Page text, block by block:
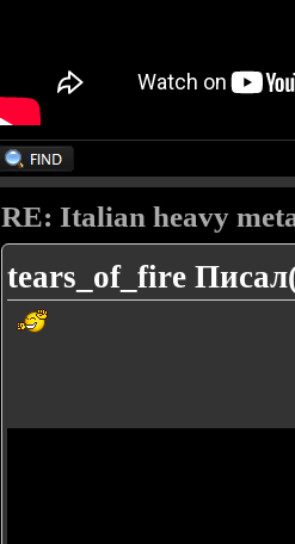
RE: Italian heavy
tears_of_fire